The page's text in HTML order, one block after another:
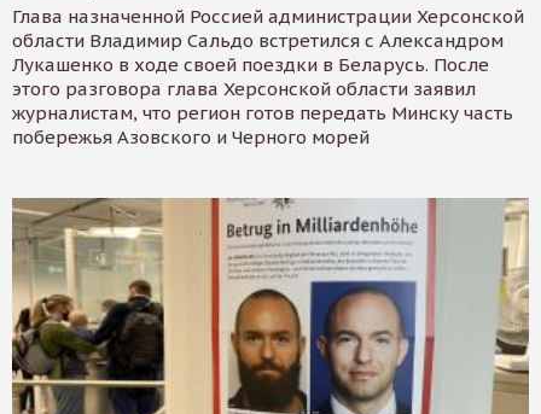
Глава назначенной Россией администрации Херсонской
области Владимир Сальдо встретился с Александром
Лукашенко в ходе своей поездки в Беларусь. После
этого разговора глава Херсонской области заявил
журналистам, что регион готов передать Минску часть
побережья Азовского и Черного морей